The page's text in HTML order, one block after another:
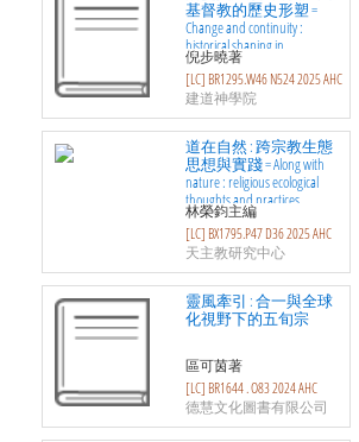
基督教的歷史形塑 =
Change and continuity :
historical shaping in
contemporary Wenzhou
protestantism
倪步曉著
[LC] BR1295.W46 N524 2025 AHC
建道神學院
道在自然 : 跨宗教生態
思想與實踐 = Along with
nature : religious ecological
thoughts and practices
林榮鈞主編
[LC] BX1795.P47 D36 2025 AHC
天主教研究中心
靈風牽引 : 合一與全球
化視野下的五旬宗
區可茵著
[LC] BR1644 . O83 2024 AHC
德慧文化圖書有限公司